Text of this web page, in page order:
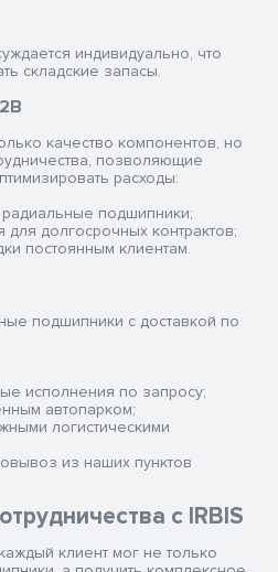
индивидуально, что
складские запасы.
качество компонентов, но
позволяющие
расходы:
подшипники;
долгосрочных контрактов;
постоянным клиентам.
подшипники с доставкой по
исполнения по запросу;
автопарком;
логистическими
из наших пунктов
с IRBIS
клиент мог не только